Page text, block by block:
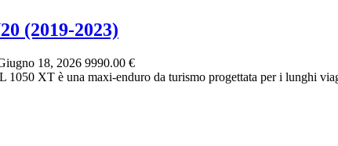
(2019-2023)
18, 2026 9990.00 €
XT è una maxi-enduro da turismo progettata per i lunghi